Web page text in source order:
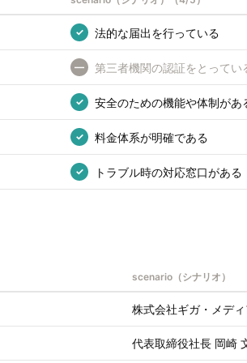
✓ 法的な届出を行っている
— 第三者機関の認証をとってい
✓ 安全のための機能や体制があ
✓ 料金体系が明確である
✓ トラブル時の対応窓口がある
scenario（シナリオ）
株式会社ギガ・メディ
代表取締役社長 岡崎